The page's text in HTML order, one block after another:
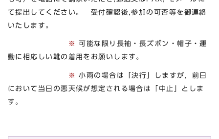
て提出してください。 受付確認後,参加の可否等を御連絡
いたします。
※可能な限り長袖・長ズボン・帽子・運
動に相応しい靴の着用をお願いします。
※小雨の場合は「決行」しますが，前日
において当日の悪天候が想定される場合は「中止」としま
す。